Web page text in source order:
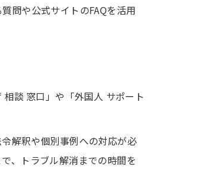
問や公式サイトのFAQを活用
談 窓口」や「外国人 サポート
解釈や個別事例への対応が必
、トラブル解消までの時間を